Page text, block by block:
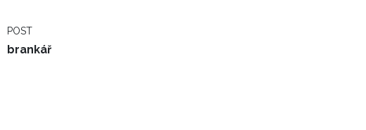
POST
brankář